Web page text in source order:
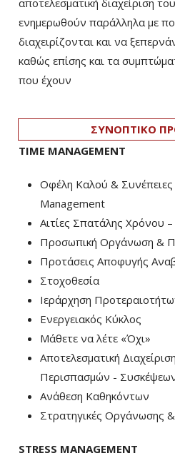
αποτελεσματική διαχείριση
ενημερωθούν παράλληλα με
διαχειρίζονται και να
καθώς επίσης και τα
που έχουν
ΣΥΝΟΠΤΙΚΟ
TIME MANAGEMENT
Οφέλη Καλού &
Management
Αιτίες Σπατάλης Χρόνου
Προσωπική Οργάνωση &
Προτάσεις Αποφυγής
Στοχοθεσία
Ιεράρχηση
Ενεργειακός Κύκλος
Μάθετε να λέτε «Όχι»
Αποτελεσματική
Περισπασμών -
Ανάθεση Καθηκόντων
Στρατηγικές Οργάνωσης
STRESS MANAGEMENT